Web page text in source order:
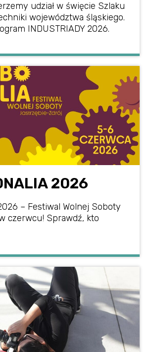
udział w święcie Szlaku
województwa śląskiego.
INDUSTRIADY 2026.
2026
– Festiwal Wolnej Soboty
czerwcu! Sprawdź, kto